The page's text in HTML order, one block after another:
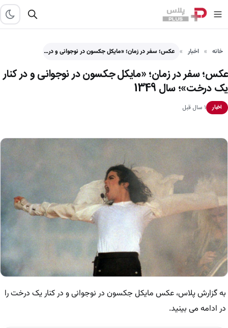
خانه اخبار عکس؛ سفر در زمان؛ «مایکل جکسون در نوجوانی و در…
عکس؛ سفر در زمان؛ «مایکل جکسون در نوجوانی و در کنار
یک درخت»؛ سال 1349
اخبار ۱ سال قبل
به گزارش پلاس، عکس مایکل جکسون در نوجوانی و در کنار یک درخت را
در ادامه می بینید.